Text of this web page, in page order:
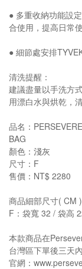
● 多重收納功能設
合使用，提高日常
● 細節處安排
清洗提醒：
建議盡量以手洗方
用漂白水與烘乾，
品名：
BAG
顏色：淺灰
尺寸：F
售價：NT$ 2280
商品細部尺寸( CM )
F：袋寬 32 / 袋高
本款商品在
台灣區下單後三天
官網：